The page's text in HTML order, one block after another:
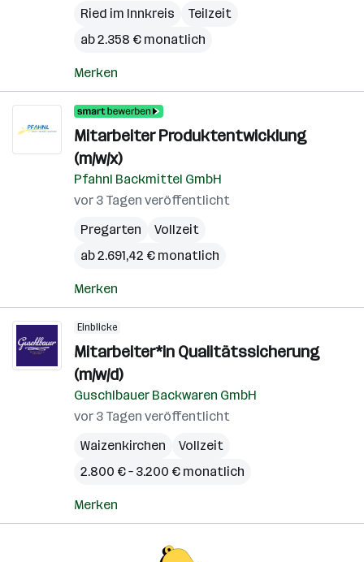
Ried im Innkreis
Teilzeit
ab 2.358 € monatlich
Merken
Mitarbeiter Produktentwicklung
(m/w/x)
Pfahnl Backmittel GmbH
vor 3 Tagen veröffentlicht
Pregarten
Vollzeit
ab 2.691,42 € monatlich
Merken
Einblicke
Mitarbeiter*in Qualitätssicherung
(m/w/d)
Guschlbauer Backwaren GmbH
vor 3 Tagen veröffentlicht
Waizenkirchen
Vollzeit
2.800 € – 3.200 € monatlich
Merken